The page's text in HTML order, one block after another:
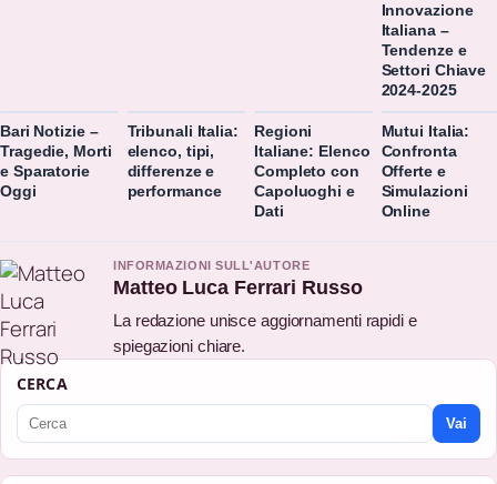
Innovazione
Italiana –
Tendenze e
Settori Chiave
2024-2025
Bari Notizie –
Tragedie, Morti
e Sparatorie
Oggi
Tribunali Italia:
elenco, tipi,
differenze e
performance
Regioni
Italiane: Elenco
Completo con
Capoluoghi e
Dati
Mutui Italia:
Confronta
Offerte e
Simulazioni
Online
INFORMAZIONI SULL'AUTORE
Matteo Luca Ferrari Russo
La redazione unisce aggiornamenti rapidi e
spiegazioni chiare.
CERCA
Vai